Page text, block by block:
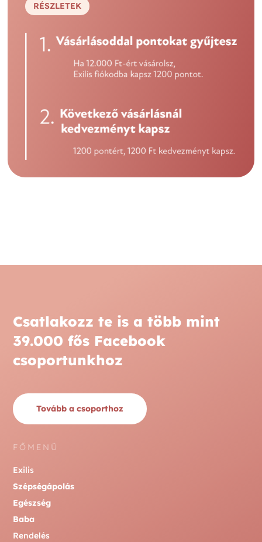
RÉSZLETEK
Csatlakozz te is a több mint
39.000 fős Facebook
csoportunkhoz
Tovább a csoporthoz
FŐMENÜ
Exilis
Szépségápolás
Egészség
Baba
Rendelés